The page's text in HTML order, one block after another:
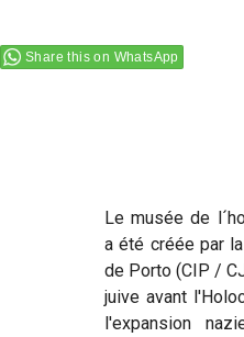
Share this on WhatsApp
Le musée de
a été créée par
de Porto (CIP /
juive avant
l'expansion